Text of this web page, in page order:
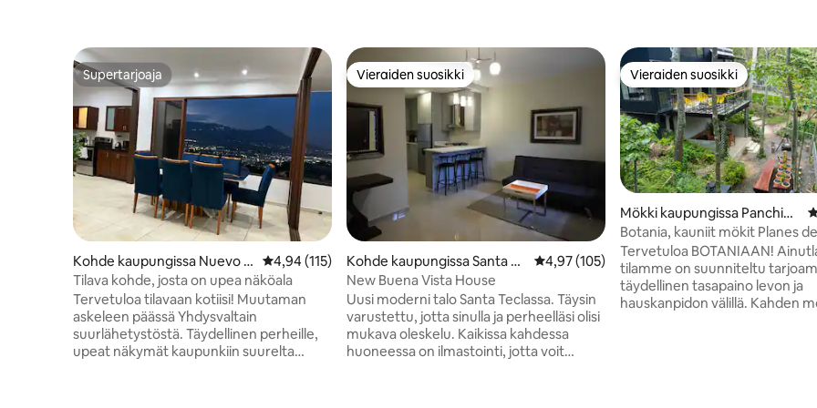
Supertarjoaja
Supertarjoaja
Kohde kaupungissa Nuevo C
uscatlán
Keskimääräinen arvio 4,94/5, 115 arvostelua
4,94 (115)
Tilava kohde, josta on upea näköala
Tervetuloa tilavaan kotiisi! Muutaman
askeleen päässä Yhdysvaltain
suurlähetystöstä. Täydellinen perheille,
upeat näkymät kaupunkiin suurelta
Vieraiden suosikki
Vieraiden suosikki
Kohde kaupungissa Santa Te
cla
Keskimääräinen arvio 4,97/5, 105 arvostelua
4,97 (105)
New Buena Vista House
Uusi moderni talo Santa Teclassa. Täysin
varustettu, jotta sinulla ja perheelläsi olisi
mukava oleskelu. Kaikissa kahdessa
huoneessa on ilmastointi, jotta voit
Vieraiden suosikki
Vieraiden suosikki
Mökki kaupungissa Panchim
alco
Botania, kauniit mökit Planes de
Renderosissa
Tervetuloa BOTANIAAN!
tilamme on suunniteltu
täydellinen tasapaino levon ja
hauskanpidon välillä. Kahden